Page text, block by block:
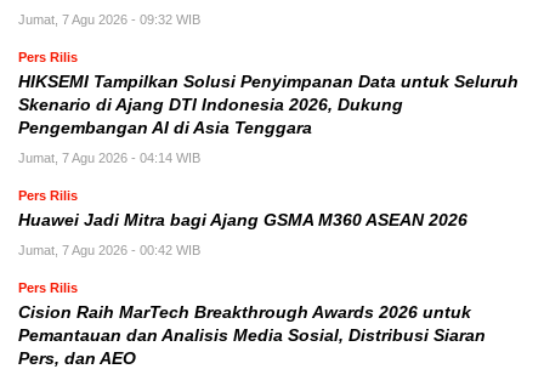
Jumat, 7 Agu 2026 - 09:32 WIB
Pers Rilis
HIKSEMI Tampilkan Solusi Penyimpanan Data untuk Seluruh
Skenario di Ajang DTI Indonesia 2026, Dukung
Pengembangan AI di Asia Tenggara
Jumat, 7 Agu 2026 - 04:14 WIB
Pers Rilis
Huawei Jadi Mitra bagi Ajang GSMA M360 ASEAN 2026
Jumat, 7 Agu 2026 - 00:42 WIB
Pers Rilis
Cision Raih MarTech Breakthrough Awards 2026 untuk
Pemantauan dan Analisis Media Sosial, Distribusi Siaran
Pers, dan AEO